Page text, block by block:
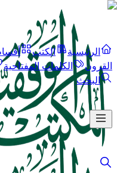
الرئيسية الكتب
القرون
الكلمات المفتاحية
البحث